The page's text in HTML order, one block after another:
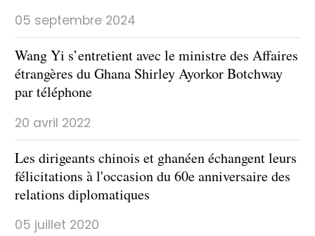
05 septembre 2024
Wang Yi s’entretient avec le ministre des Affaires
étrangères du Ghana Shirley Ayorkor Botchway
par téléphone
20 avril 2022
Les dirigeants chinois et ghanéen échangent leurs
félicitations à l'occasion du 60e anniversaire des
relations diplomatiques
05 juillet 2020